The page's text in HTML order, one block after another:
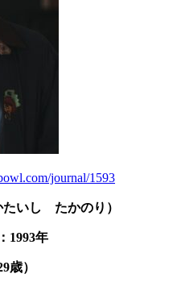
journal/1593
いし たかのり）
1993年
歳）